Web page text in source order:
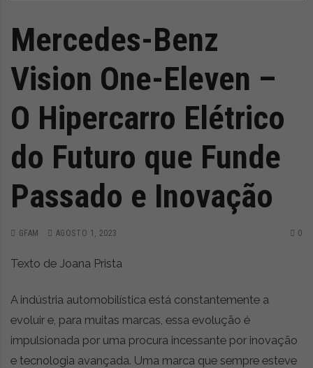
Mercedes-Benz
Vision One-Eleven –
O Hipercarro Elétrico
do Futuro que Funde
Passado e Inovação
GFAM AGOSTO 1, 2023 0
Texto de Joana Prista
A indústria automobilística está constantemente a
evoluir e, para muitas marcas, essa evolução é
impulsionada por uma procura incessante por inovação
e tecnologia avançada. Uma marca que sempre esteve